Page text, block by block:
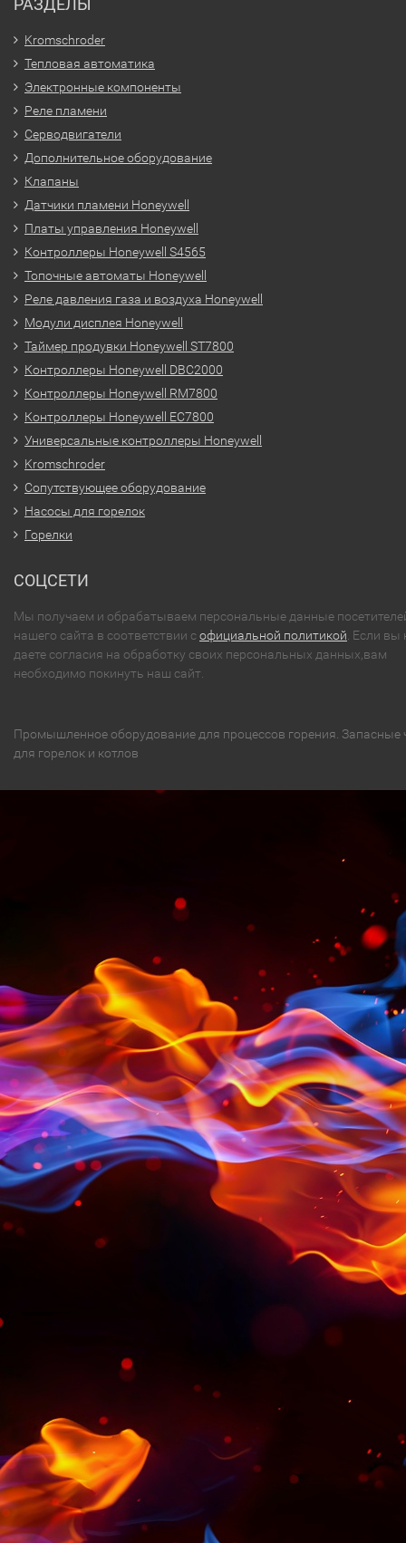
РАЗДЕЛЫ
Kromschroder
Тепловая автоматика
Электронные компоненты
Реле пламени
Серводвигатели
Дополнительное оборудование
Клапаны
Датчики пламени Honeywell
Платы управления Honeywell
Контроллеры Honeywell S4565
Топочные автоматы Honeywell
Реле давления газа и воздуха Honeywell
Модули дисплея Honeywell
Таймер продувки Honeywell ST7800
Контроллеры Honeywell DBC2000
Контроллеры Honeywell RM7800
Контроллеры Honeywell EC7800
Универсальные контроллеры Honeywell
Kromschroder
Сопутствующее оборудование
Насосы для горелок
Горелки
СОЦСЕТИ
Мы получаем и обрабатываем персональные данные
нашего сайта в соответствии софициальной политикой . Если вы
даете согласия на обработку своих персональных данных,вам
необходимо покинуть наш сайт.
Промышленное оборудование для процессов горения. Запасные
для горелок и котлов